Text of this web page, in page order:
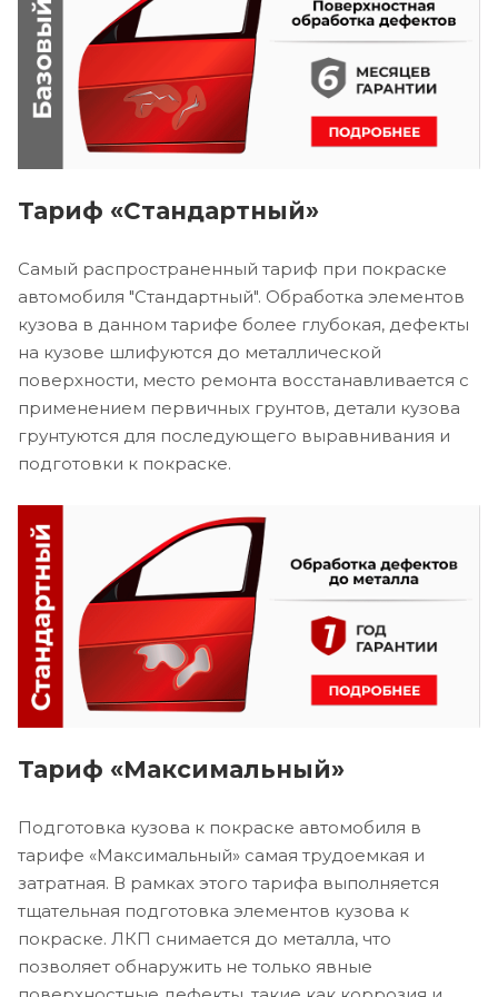
Тариф «Стандартный»
Самый распространенный тариф при покраске
автомобиля "Стандартный". Обработка элементов
кузова в данном тарифе более глубокая, дефекты
на кузове шлифуются до металлической
поверхности, место ремонта восстанавливается с
применением первичных грунтов, детали кузова
грунтуются для последующего выравнивания и
подготовки к покраске.
Тариф «Максимальный»
Подготовка кузова к покраске автомобиля в
тарифе «Максимальный» самая трудоемкая и
затратная. В рамках этого тарифа выполняется
тщательная подготовка элементов кузова к
покраске. ЛКП снимается до металла, что
позволяет обнаружить не только явные